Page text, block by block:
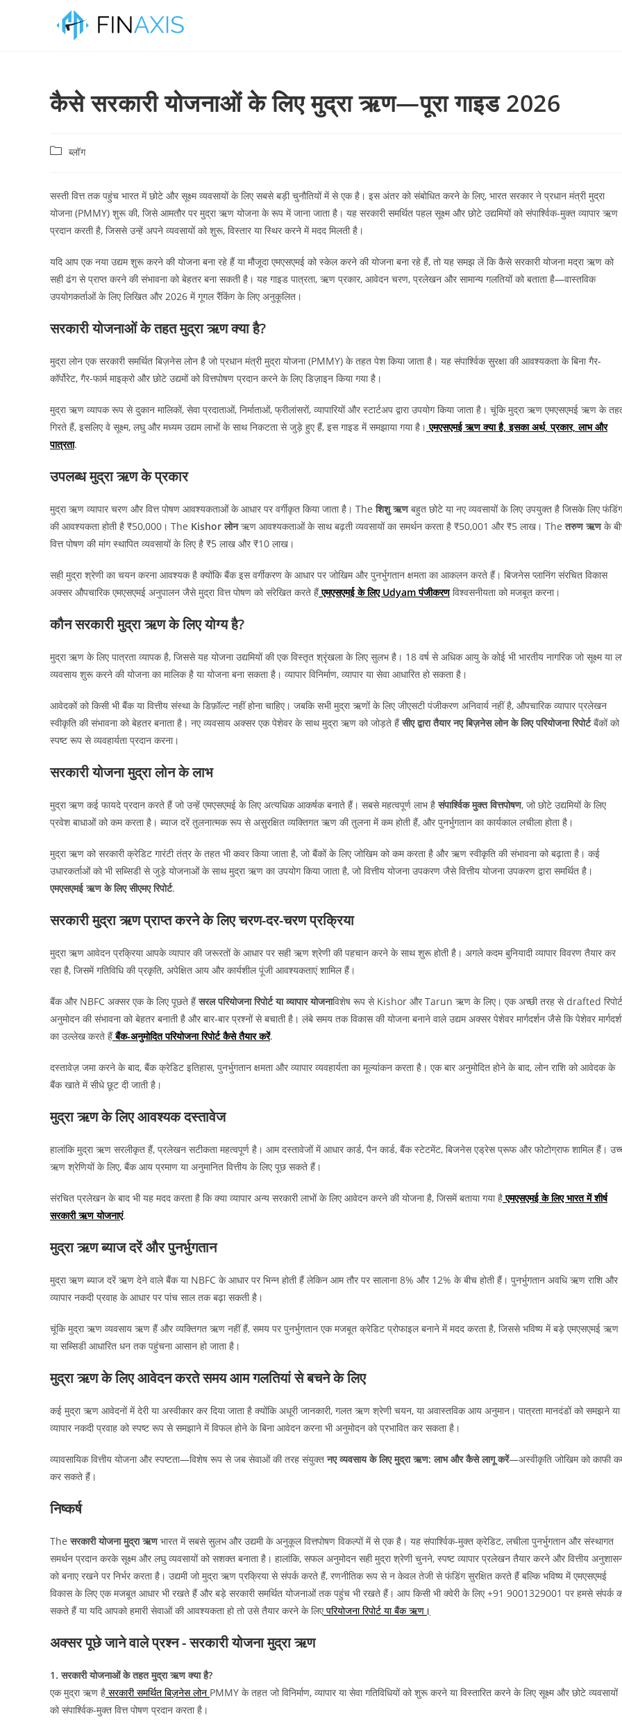
कैसे सरकारी योजनाओं के लिए मुद्रा ऋण—पूरा गाइड 2026
ब्लॉग
सस्ती वित्त तक पहुंच भारत में छोटे और सूक्ष्म व्यवसायों के लिए सबसे बड़ी चुनौतियों में से एक है। इस अंतर को संबोधित करने के लिए, भारत सरकार ने प्रधान मंत्री मुद्रा
योजना (PMMY) शुरू की, जिसे आमतौर पर मुद्रा ऋण योजना के रूप में जाना जाता है। यह सरकारी समर्थित पहल सूक्ष्म और छोटे उद्यमियों को संपार्श्विक-मुक्त व्यापार ऋण
प्रदान करती है, जिससे उन्हें अपने व्यवसायों को शुरू, विस्तार या स्थिर करने में मदद मिलती है।
यदि आप एक नया उद्यम शुरू करने की योजना बना रहे हैं या मौजूदा एमएसएमई को स्केल करने की योजना बना रहे हैं, तो यह समझ लें कि कैसे सरकारी योजना मद्रा ऋण को
सही ढंग से प्राप्त करने की संभावना को बेहतर बना सकती है। यह गाइड पात्रता, ऋण प्रकार, आवेदन चरण, प्रलेखन और सामान्य गलतियों को बताता है—वास्तविक
उपयोगकर्ताओं के लिए लिखित और 2026 में गूगल रैंकिंग के लिए अनुकूलित।
सरकारी योजनाओं के तहत मुद्रा ऋण क्या है?
मुद्रा लोन एक सरकारी समर्थित बिज़नेस लोन है जो प्रधान मंत्री मुद्रा योजना (PMMY) के तहत पेश किया जाता है। यह संपार्श्विक सुरक्षा की आवश्यकता के बिना गैर-
कॉर्पोरेट, गैर-फार्म माइक्रो और छोटे उद्यमों को वित्तपोषण प्रदान करने के लिए डिज़ाइन किया गया है।
मुद्रा ऋण व्यापक रूप से दुकान मालिकों, सेवा प्रदाताओं, निर्माताओं, फ्रीलांसरों, व्यापारियों और स्टार्टअप द्वारा उपयोग किया जाता है। चूंकि मुद्रा ऋण एमएसएमई ऋण के
गिरते हैं, इसलिए वे सूक्ष्म, लघु और मध्यम उद्यम लाभों के साथ निकटता से जुड़े हुए हैं, इस गाइड में समझाया गया है। एमएसएमई ऋण क्या है, इसका अर्थ, प्रकार, लाभ और
पात्रता.
उपलब्ध मुद्रा ऋण के प्रकार
मुद्रा ऋण व्यापार चरण और वित्त पोषण आवश्यकताओं के आधार पर वर्गीकृत किया जाता है। Theशिशु ऋणबहुत छोटे या नए व्यवसायों के लिए उपयुक्त है जिसके लिए फंडिंग
की आवश्यकता होती है ₹50,000। The Kishor लोनऋण आवश्यकताओं के साथ बढ़ती व्यवसायों का समर्थन करता है ₹50,001 और ₹5 लाख। Theतरुण ऋणके
वित्त पोषण की मांग स्थापित व्यवसायों के लिए है ₹5 लाख और ₹10 लाख।
सही मुद्रा श्रेणी का चयन करना आवश्यक है क्योंकि बैंक इस वर्गीकरण के आधार पर जोखिम और पुनर्भुगतान क्षमता का आकलन करते हैं। बिजनेस प्लानिंग संरचित विकास
अक्सर औपचारिक एमएसएमई अनुपालन जैसे मुद्रा वित्त पोषण को संरेखित करते हैं एमएसएमई के लिए Udyam पंजीकरणविश्वसनीयता को मजबूत करना।
कौन सरकारी मुद्रा ऋण के लिए योग्य है?
मुद्रा ऋण के लिए पात्रता व्यापक है, जिससे यह योजना उद्यमियों की एक विस्तृत श्रृंखला के लिए सुलभ है। 18 वर्ष से अधिक आयु के कोई भी भारतीय नागरिक जो सूक्ष्म या
व्यवसाय शुरू करने की योजना का मालिक है या योजना बना सकता है। व्यापार विनिर्माण, व्यापार या सेवा आधारित हो सकता है।
आवेदकों को किसी भी बैंक या वित्तीय संस्था के डिफ़ॉल्ट नहीं होना चाहिए। जबकि सभी मुद्रा ऋणों के लिए जीएसटी पंजीकरण अनिवार्य नहीं है, औपचारिक व्यापार प्रलेखन
स्वीकृति की संभावना को बेहतर बनाता है। नए व्यवसाय अक्सर एक पेशेवर के साथ मुद्रा ऋण को जोड़ते हैंसीए द्वारा तैयार नए बिज़नेस लोन के लिए परियोजना रिपोर्टबैंकों को
स्पष्ट रूप से व्यवहार्यता प्रदान करना।
सरकारी योजना मुद्रा लोन के लाभ
मुद्रा ऋण कई फायदे प्रदान करते हैं जो उन्हें एमएसएमई के लिए अत्यधिक आकर्षक बनाते हैं। सबसे महत्वपूर्ण लाभ हैसंपार्श्विक मुक्त वित्तपोषण, जो छोटे उद्यमियों के लिए
प्रवेश बाधाओं को कम करता है। ब्याज दरें तुलनात्मक रूप से असुरक्षित व्यक्तिगत ऋण की तुलना में कम होती हैं, और पुनर्भुगतान का कार्यकाल लचीला होता है।
मुद्रा ऋण को सरकारी क्रेडिट गारंटी तंत्र के तहत भी कवर किया जाता है, जो बैंकों के लिए जोखिम को कम करता है और ऋण स्वीकृति की संभावना को बढ़ाता है। कई
उधारकर्ताओं को भी सब्सिडी से जुड़े योजनाओं के साथ मुद्रा ऋण का उपयोग किया जाता है, जो वित्तीय योजना उपकरण जैसे वित्तीय योजना उपकरण द्वारा समर्थित है।
एमएसएमई ऋण के लिए सीएमए रिपोर्ट.
सरकारी मुद्रा ऋण प्राप्त करने के लिए चरण-दर-चरण प्रक्रिया
मुद्रा ऋण आवेदन प्रक्रिया आपके व्यापार की जरूरतों के आधार पर सही ऋण श्रेणी की पहचान करने के साथ शुरू होती है। अगले कदम बुनियादी व्यापार विवरण तैयार कर
रहा है, जिसमें गतिविधि की प्रकृति, अपेक्षित आय और कार्यशील पूंजी आवश्यकताएं शामिल हैं।
बैंक और NBFC अक्सर एक के लिए पूछते हैंसरल परियोजना रिपोर्ट या व्यापार योजनाविशेष रूप से Kishor और Tarun ऋण के लिए। एक अच्छी तरह से drafted रिपोर्ट
अनुमोदन की संभावना को बेहतर बनाती है और बार-बार प्रश्नों से बचाती है। लंबे समय तक विकास की योजना बनाने वाले उद्यम अक्सर पेशेवर मार्गदर्शन जैसे कि पेशेवर
का उल्लेख करते हैं बैंक-अनुमोदित परियोजना रिपोर्ट कैसे तैयार करें.
दस्तावेज़ जमा करने के बाद, बैंक क्रेडिट इतिहास, पुनर्भुगतान क्षमता और व्यापार व्यवहार्यता का मूल्यांकन करता है। एक बार अनुमोदित होने के बाद, लोन राशि को आवेदक के
बैंक खाते में सीधे छूट दी जाती है।
मुद्रा ऋण के लिए आवश्यक दस्तावेज
हालांकि मुद्रा ऋण सरलीकृत हैं, प्रलेखन सटीकता महत्वपूर्ण है। आम दस्तावेजों में आधार कार्ड, पैन कार्ड, बैंक स्टेटमेंट, बिजनेस एड्रेस प्रूफ और फोटोग्राफ शामिल हैं।
ऋण श्रेणियों के लिए, बैंक आय प्रमाण या अनुमानित वित्तीय के लिए पूछ सकते हैं।
संरचित प्रलेखन के बाद भी यह मदद करता है कि क्या व्यापार अन्य सरकारी लाभों के लिए आवेदन करने की योजना है, जिसमें बताया गया है एमएसएमई के लिए भारत में शीर्ष
सरकारी ऋण योजनाएं.
मुद्रा ऋण ब्याज दरें और पुनर्भुगतान
मुद्रा ऋण ब्याज दरें ऋण देने वाले बैंक या NBFC के आधार पर भिन्न होती हैं लेकिन आम तौर पर सालाना 8% और 12% के बीच होती हैं। पुनर्भुगतान अवधि ऋण राशि और
व्यापार नकदी प्रवाह के आधार पर पांच साल तक बढ़ा सकती है।
चूंकि मुद्रा ऋण व्यवसाय ऋण हैं और व्यक्तिगत ऋण नहीं हैं, समय पर पुनर्भुगतान एक मजबूत क्रेडिट प्रोफाइल बनाने में मदद करता है, जिससे भविष्य में बड़े एमएसएमई ऋण
या सब्सिडी आधारित धन तक पहुंचना आसान हो जाता है।
मुद्रा ऋण के लिए आवेदन करते समय आम गलतियां से बचने के लिए
कई मुद्रा ऋण आवेदनों में देरी या अस्वीकार कर दिया जाता है क्योंकि अधूरी जानकारी, गलत ऋण श्रेणी चयन, या अवास्तविक आय अनुमान। पात्रता मानदंडों को समझने या
व्यापार नकदी प्रवाह को स्पष्ट रूप से समझाने में विफल होने के बिना आवेदन करना भी अनुमोदन को प्रभावित कर सकता है।
व्यावसायिक वित्तीय योजना और स्पष्टता—विशेष रूप से जब सेवाओं की तरह संयुक्तनए व्यवसाय के लिए मुद्रा ऋण: लाभ और कैसे लागू करें—अस्वीकृति जोखिम को काफी
कर सकते हैं।
निष्कर्ष
Theसरकारी योजना मुद्रा ऋणभारत में सबसे सुलभ और उद्यमी के अनुकूल वित्तपोषण विकल्पों में से एक है। यह संपार्श्विक-मुक्त क्रेडिट, लचीला पुनर्भुगतान और संस्थागत
समर्थन प्रदान करके सूक्ष्म और लघु व्यवसायों को सशक्त बनाता है। हालांकि, सफल अनुमोदन सही मुद्रा श्रेणी चुनने, स्पष्ट व्यापार प्रलेखन तैयार करने और वित्तीय
को बनाए रखने पर निर्भर करता है। उद्यमी जो मुद्रा ऋण प्रक्रिया से संपर्क करते हैं, रणनीतिक रूप से न केवल तेजी से फंडिंग सुरक्षित करते हैं बल्कि भविष्य में एमएसएमई
विकास के लिए एक मजबूत आधार भी रखते हैं और बड़े सरकारी समर्थित योजनाओं तक पहुंच भी रखते हैं। आप किसी भी क्वेरी के लिए +91 9001329001 पर हमसे संपर्क
सकते हैं या यदि आपको हमारी सेवाओं की आवश्यकता हो तो उसे तैयार करने के लिए परियोजना रिपोर्ट या बैंक ऋण।
अक्सर पूछे जाने वाले प्रश्न - सरकारी योजना मुद्रा ऋण
1. सरकारी योजनाओं के तहत मुद्रा ऋण क्या है?
एक मुद्रा ऋण है सरकारी समर्थित बिज़नेस लोन PMMY के तहत जो विनिर्माण, व्यापार या सेवा गतिविधियों को शुरू करने या विस्तारित करने के लिए सूक्ष्म और छोटे व्यवसायों
को संपार्श्विक-मुक्त वित्त पोषण प्रदान करता है।